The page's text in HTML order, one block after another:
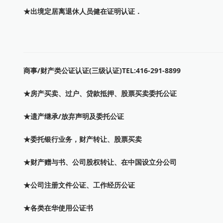
★出境定居离退休人员健在证明认证．
商事/财产类公证认证(三级认证)TEL:416-291-8899
★房产买卖、过户、贷款抵押、股票买卖委托公证
★遗产继承/放弃声明及委托公证
★委托银行业务，财产转让、股票买卖
★财产赠与书、公司股权转让、在中国设立分公司
★公司注册文件公证、工作经历公证
★各类在华使用公证书